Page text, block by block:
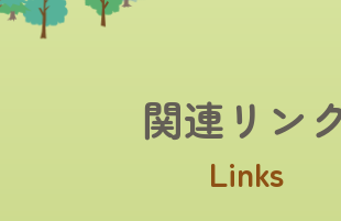
関連リン
Links